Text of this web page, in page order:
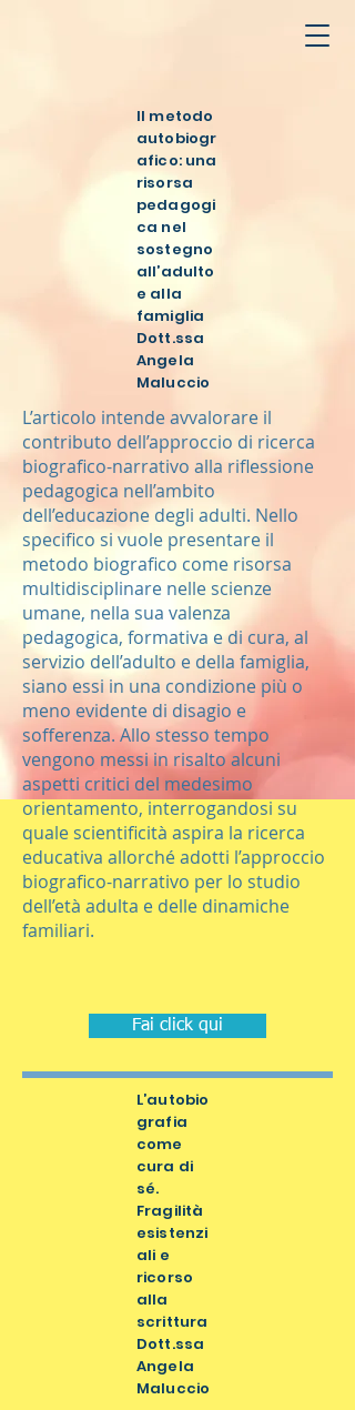
Il metodo
autobiogr
afico: una
risorsa
pedagogi
ca nel
sostegno
all’adulto
e alla
famiglia
Dott.ssa
Angela
Maluccio
L’articolo intende avvalorare il
contributo dell’approccio di ricerca
biografico-narrativo alla riflessione
pedagogica nell’ambito
dell’educazione degli adulti. Nello
specifico si vuole presentare il
metodo biografico come risorsa
multidisciplinare nelle scienze
umane, nella sua valenza
pedagogica, formativa e di cura, al
servizio dell’adulto e della famiglia,
siano essi in una condizione più o
meno evidente di disagio e
sofferenza. Allo stesso tempo
vengono messi in risalto alcuni
aspetti critici del medesimo
orientamento, interrogandosi su
quale scientificità aspira la ricerca
educativa allorché adotti l’approccio
biografico-narrativo per lo studio
dell’età adulta e delle dinamiche
familiari.
Fai click qui
L’autobio
grafia
come
cura di
sé.
Fragilità
esistenzi
ali e
ricorso
alla
scrittura
Dott.ssa
Angela
Maluccio